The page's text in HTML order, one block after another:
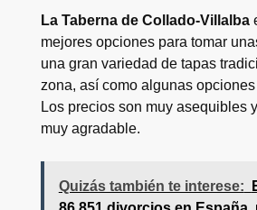
La Taberna de Collado-Villalba
mejores opciones para tomar
una gran variedad de tapas
zona, así como algunas
Los precios son muy asequibles
muy agradable.
Quizás también te interese: